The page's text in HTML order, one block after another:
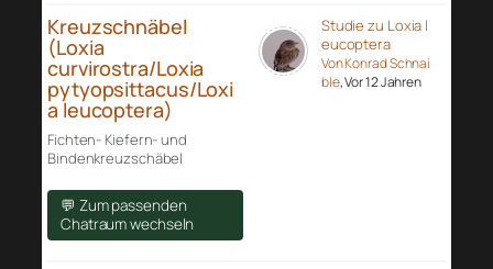
Kreuzschnäbel
(Loxia
curvirostra/Loxia
pytyopsittacus/Loxi
a leucoptera)
Fichten- Kiefern- und
Bindenkreuzschäbel
💬 Zum passenden
Chatraum wechseln
Studie zu Loxia l
eucoptera
Von Konrad Schnai
ble, Vor 12 Jahren